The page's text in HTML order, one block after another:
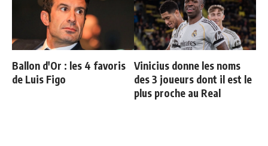
Ballon d'Or : les 4 favoris
de Luis Figo
Vinicius donne les noms
des 3 joueurs dont il est le
plus proche au Real